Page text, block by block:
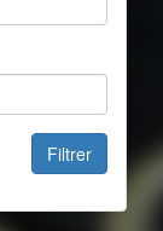
Filtrer